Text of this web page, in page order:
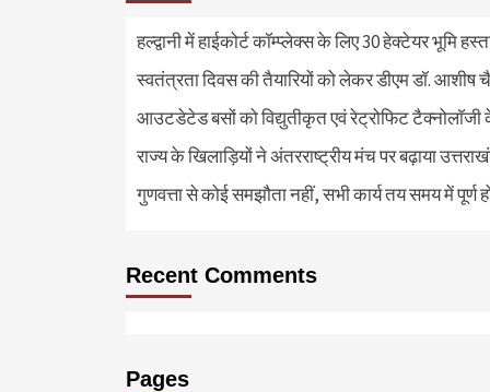
हल्द्वानी में हाईकोर्ट कॉम्प्लेक्स के लिए 30 हेक्टेयर भूमि
स्वतंत्रता दिवस की तैयारियों को लेकर डीएम डॉ. आशीष
आउटडेटेड बसों को विद्युतीकृत एवं रेट्रोफिट टैक्नोलाॅजी
राज्य के खिलाड़ियों ने अंतरराष्ट्रीय मंच पर बढ़ाया
गुणवत्ता से कोई समझौता नहीं, सभी कार्य तय समय में पूर्ण
Recent Comments
Pages